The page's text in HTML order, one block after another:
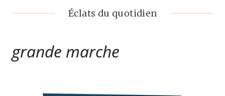
Éclats du quotidien
grande marche